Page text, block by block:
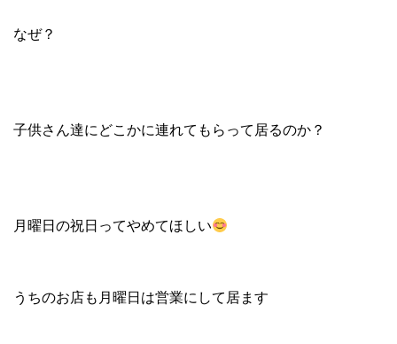
なぜ？
子供さん達にどこかに連れてもらって居るのか？
月曜日の祝日ってやめてほしい
うちのお店も月曜日は営業にして居ます